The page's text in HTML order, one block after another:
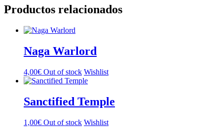
Productos relacionados
Naga Warlord
4,00€ Out of stock Wishlist
Sanctified Temple
1,00€ Out of stock Wishlist